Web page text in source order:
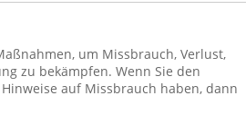
um Missbrauch, Verlust,
zu bekämpfen. Wenn Sie den
auf Missbrauch haben, dann